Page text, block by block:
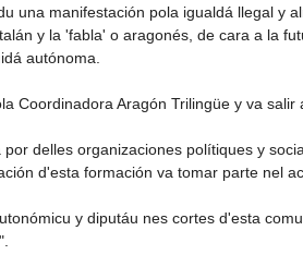
una manifestación pola igualdá llegal y
y la 'fabla' o aragonés, de cara a la
autónoma.
Coordinadora Aragón Trilingüe y va salir
delles organizaciones polítiques y
d'esta formación va tomar parte nel
y diputáu nes cortes d'esta